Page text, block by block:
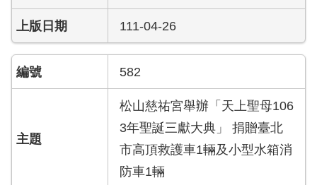
下
載
專
區
力
園
111-04-26
582
松山慈祐宮舉辦「天上聖母106
3年聖誕三獻大典」 捐贈臺北
市高頂救護車1輛及小型水箱消
防車1輛